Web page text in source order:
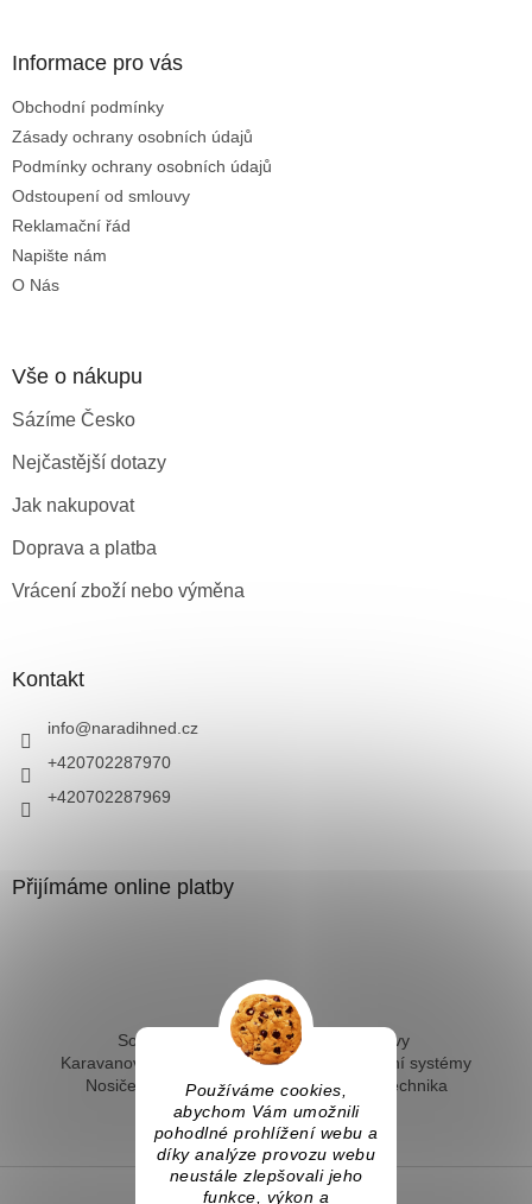
Používáme cookies,
abychom Vám umožnili
pohodlné prohlížení webu a
díky analýze provozu webu
neustále zlepšovali jeho
funkce, výkon a
Informace pro vás
Obchodní podmínky
Zásady ochrany osobních údajů
Podmínky ochrany osobních údajů
Odstoupení od smlouvy
Reklamační řád
Napište nám
O Nás
Vše o nákupu
Sázíme Česko
Nejčastější dotazy
Jak nakupovat
Doprava a platba
Vrácení zboží nebo výměna
Kontakt
info@naradihned.cz
+420702287970
+420702287969
Přijímáme online platby
Solární ohřev vody - kompletní sestavy
Karavanové solární systémy
Ostrovní solární systémy
Nosiče kol na tažné
Hevery a dílenská technika
Fotovoltaický ohřev vody